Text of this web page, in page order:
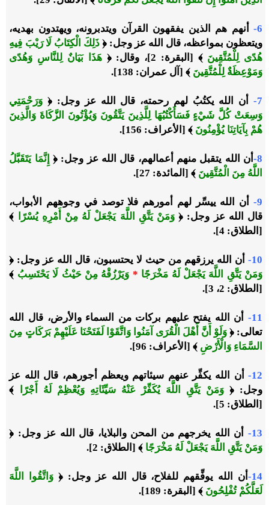
6-
أنهم هم الذين يفقهون القرآن ويتدبرونه، ويهتدون بهديه،
ويتعظون بمواعظه، قال الله عز وجل:﴿ذَلِكَ الْكِتَابُ لَا رَيْبَ فِيهِ
هُدًى لِلْمُتَّقِينَ ﴾ [البقرة: 2]، وقال: ﴿هَذَا بَيَانٌ لِلنَّاسِ وَهُدًى
وَمَوْعِظَةٌ لِلْمُتَّقِينَ ﴾ [آل عمران: 138].
7- أن الله يكتُبُ لهم رحمته، قال الله عز وجل: ﴿ وَرَحْمَتِي
وَسِعَتْ كُلَّ شَيْءٍ فَسَأَكْتُبُهَا لِلَّذِينَ يَتَّقُونَ وَيُؤْتُونَ الزَّكَاةَ وَالَّذِينَ
هُمْ بِآيَاتِنَا يُؤْمِنُونَ ﴾ [الأعراف: 156].
8- أن الله يتقبل منهم أعمالهم، قال الله عز وجل: ﴿ إِنَّمَا يَتَقَبَّلُ
اللَّهُ مِنَ الْمُتَّقِينَ ﴾ [المائدة: 27].
9-
أن الله ييسِّر لهم أمورهم فلا توصد في وجوههم الأبواب،
قال الله عز وجل: ﴿ وَمَنْ يَتَّقِ اللَّهَ يَجْعَلْ لَهُ مِنْ أَمْرِهِ يُسْرًا
﴾
[الطلاق: 4].
10- أن الله يرزقهم من حيث لا يحتسبون، قال الله عز وجل: ﴿
وَمَنْ يَتَّقِ اللَّهَ يَجْعَلْ لَهُ مَخْرَجًا * وَيَرْزُقْهُ مِنْ حَيْثُ لَا يَحْتَسِبُ ﴾
[الطلاق: 2، 3].
11-
أن الله يفتح عليهم بركات من السماء والأرض، قال الله
تعالى:﴿وَلَوْ أَنَّ أَهْلَ الْقُرَى آمَنُوا وَاتَّقَوْا لَفَتَحْنَا عَلَيْهِمْ بَرَكَاتٍ مِنَ
السَّمَاءِ وَالْأَرْضِ ﴾ [الأعراف: 96].
12-
أن الله يكفِّر عنهم سيئاتهم ويعظم أجورهم، قال الله عز
وجل:﴿وَمَنْ يَتَّقِ اللَّهَ يُكَفِّرْ عَنْهُ سَيِّئَاتِهِ وَيُعْظِمْ لَهُ أَجْرًا
﴾
[الطلاق: 5].
13- أن الله يخرجهم من المحن والبلايا، قال الله عز وجل: ﴿
وَمَنْ يَتَّقِ اللَّهَ يَجْعَلْ لَهُ مَخْرَجًا ﴾ [الطلاق: 2].
14- أن الله يوفِّقهم للفلاح، قال الله عز وجل: ﴿ وَاتَّقُوا اللَّهَ
لَعَلَّكُمْ تُفْلِحُونَ ﴾ [البقرة: 189].